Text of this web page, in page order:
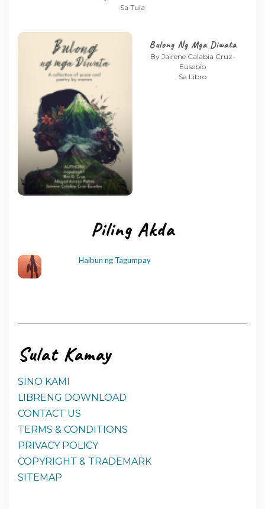
Sa Tula
Bulong Ng Mga Diwata
By Jairene Calabia Cruz-
Eusebio
Sa Libro
Piling Akda
Haibun ng Tagumpay
Sulat Kamay
SINO KAMI
LIBRENG DOWNLOAD
CONTACT US
TERMS & CONDITIONS
PRIVACY POLICY
COPYRIGHT & TRADEMARK
SITEMAP